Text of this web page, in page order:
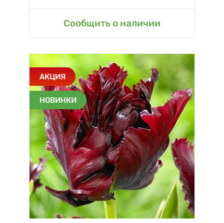
Сообщить о наличии
АКЦИЯ
НОВИНКИ